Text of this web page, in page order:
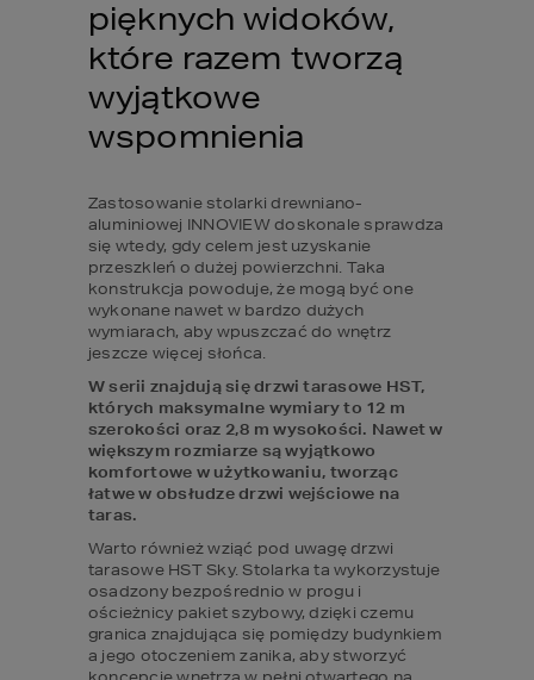
pięknych widoków,
które razem tworzą
wyjątkowe
wspomnienia
Zastosowanie stolarki drewniano-
aluminiowej INNOVIEW doskonale sprawdza
się wtedy, gdy celem jest uzyskanie
przeszkleń o dużej powierzchni. Taka
konstrukcja powoduje, że mogą być one
wykonane nawet w bardzo dużych
wymiarach, aby wpuszczać do wnętrz
jeszcze więcej słońca.
W serii znajdują się drzwi tarasowe HST,
których maksymalne wymiary to 12 m
szerokości oraz 2,8 m wysokości. Nawet w
większym rozmiarze są wyjątkowo
komfortowe w użytkowaniu, tworząc
łatwe w obsłudze drzwi wejściowe na
taras.
Warto również wziąć pod uwagę drzwi
tarasowe HST Sky. Stolarka ta wykorzystuje
osadzony bezpośrednio w progu i
ościeżnicy pakiet szybowy, dzięki czemu
granica znajdująca się pomiędzy budynkiem
a jego otoczeniem zanika, aby stworzyć